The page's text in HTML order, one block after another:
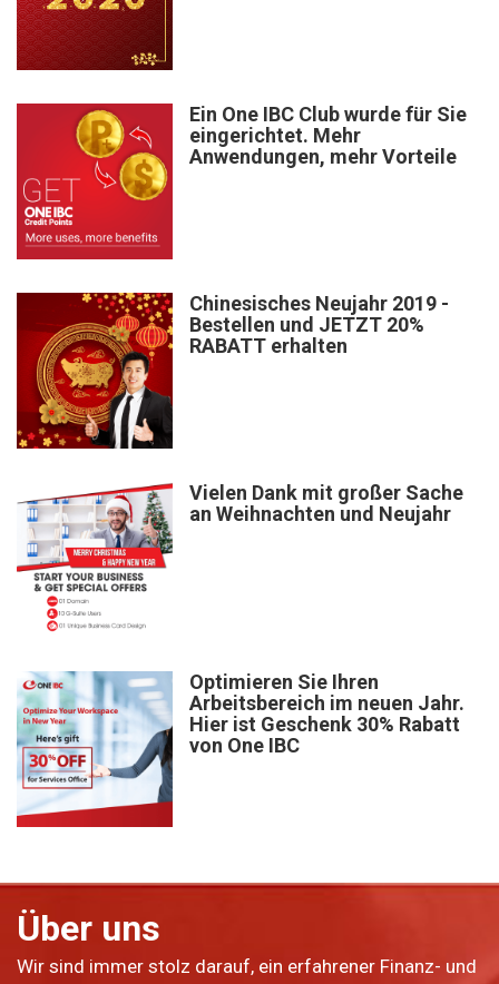
Ein One IBC Club wurde für Sie
eingerichtet. Mehr
Anwendungen, mehr Vorteile
Chinesisches Neujahr 2019 -
Bestellen und JETZT 20%
RABATT erhalten
Vielen Dank mit großer Sache
an Weihnachten und Neujahr
Optimieren Sie Ihren
Arbeitsbereich im neuen Jahr.
Hier ist Geschenk 30% Rabatt
von One IBC
Über uns
Wir sind immer stolz darauf, ein erfahrener Finanz- und